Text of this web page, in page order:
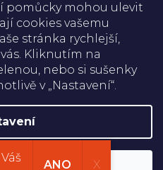
pomůcky mohou ulevit
cookies vašemu
stránka rychlejší,
Kliknutím na
nebo si sušenky
v „Nastavení“.
pomůcky. Všechna práva
ANO X